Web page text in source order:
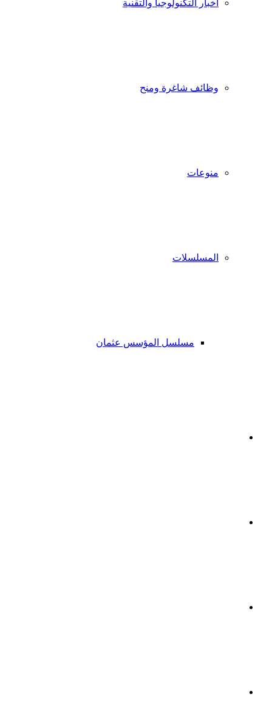
أخبار التكنولوجيا والتقنية
وظائف شاغرة ومنح
منوعات
المسلسلات
مسلسل المؤسس عثمان